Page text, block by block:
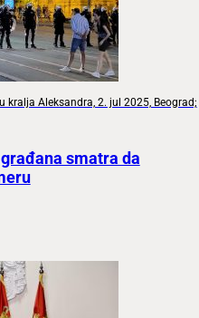
kralja Aleksandra, 2. jul 2025, Beograd;
smatra da